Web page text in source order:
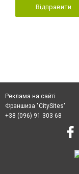
Відправити
Реклама на сайті
Франшиза "CitySites"
+38 (096) 91 303 68